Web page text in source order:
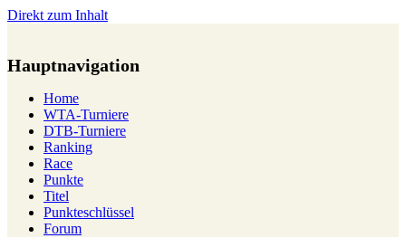
Direkt zum Inhalt
Hauptnavigation
Home
WTA-Turniere
DTB-Turniere
Ranking
Race
Punkte
Titel
Punkteschlüssel
Forum